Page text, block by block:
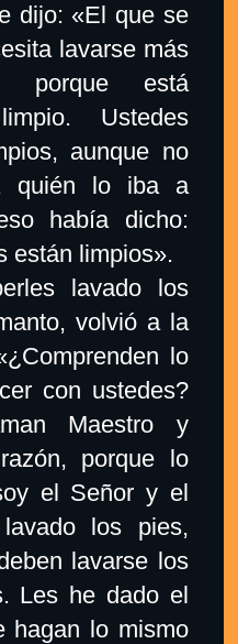
dijo: «El que se
lavarse más
porque está
Ustedes
aunque no
quién lo iba a
había dicho:
están limpios».
lavado los
volvió a la
lo
con ustedes?
Maestro y
porque lo
el Señor y el
los pies,
lavarse los
Les he dado el
hagan lo mismo